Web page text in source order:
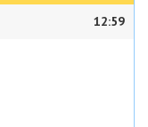
12:59